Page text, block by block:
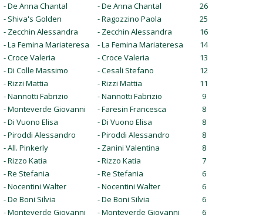
- De Anna Chantal - De Anna Chantal
26
- Shiva's Golden - Ragozzino Paola
25
- Zecchin Alessandra - Zecchin Alessandra
16
- La Femina Mariateresa - La Femina Mariateresa
14
- Croce Valeria - Croce Valeria
13
- Di Colle Massimo - Cesali Stefano
12
- Rizzi Mattia - Rizzi Mattia
11
- Nannotti Fabrizio - Nannotti Fabrizio
9
- Monteverde Giovanni - Faresin Francesca
8
- Di Vuono Elisa - Di Vuono Elisa
8
- Piroddi Alessandro - Piroddi Alessandro
8
- All. Pinkerly - Zanini Valentina
8
- Rizzo Katia - Rizzo Katia
7
- Re Stefania - Re Stefania
6
- Nocentini Walter - Nocentini Walter
6
- De Boni Silvia - De Boni Silvia
6
- Monteverde Giovanni - Monteverde Giovanni
6